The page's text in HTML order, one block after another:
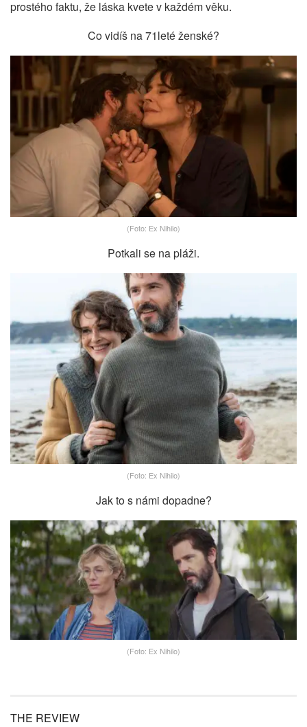
prostého faktu, že láska kvete v každém věku.
Co vidíš na 71leté ženské?
(Foto: Ex Nihilo)
Potkali se na pláži.
(Foto: Ex Nihilo)
Jak to s námi dopadne?
(Foto: Ex Nihilo)
THE REVIEW